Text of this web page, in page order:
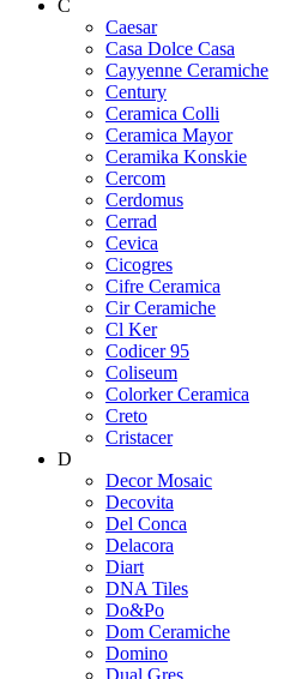
C
Caesar
Casa Dolce Casa
Cayyenne Ceramiche
Century
Ceramica Colli
Ceramica Mayor
Ceramika Konskie
Cercom
Cerdomus
Cerrad
Cevica
Cicogres
Cifre Ceramica
Cir Ceramiche
Cl Ker
Codicer 95
Coliseum
Colorker Ceramica
Creto
Cristacer
D
Decor Mosaic
Decovita
Del Conca
Delacora
Diart
DNA Tiles
Do&Po
Dom Ceramiche
Domino
Dual Gres